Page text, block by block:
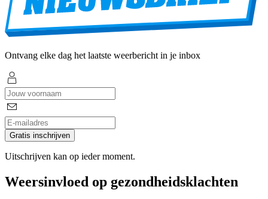
Ontvang elke dag het laatste weerbericht in je inbox
Gratis inschrijven
Uitschrijven kan op ieder moment.
Weersinvloed op gezondheidsklachten